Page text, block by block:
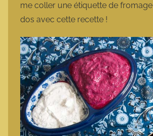
me coller une étiquette de fromage
dos avec cette recette !